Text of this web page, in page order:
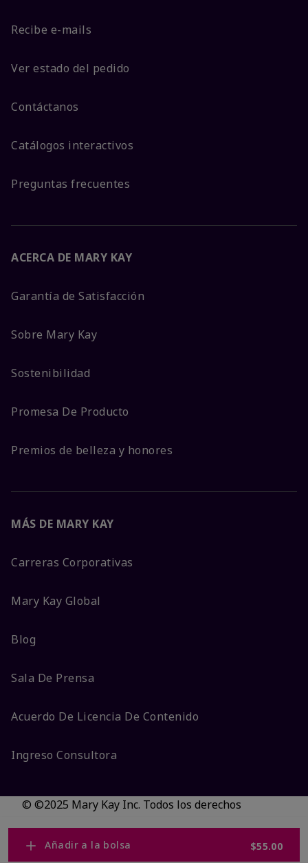
Añadir a la bolsa $55.00
Recibe e-mails
Ver estado del pedido
Contáctanos
Catálogos interactivos
Preguntas frecuentes
ACERCA DE MARY KAY
Garantía de Satisfacción
Sobre Mary Kay
Sostenibilidad
Promesa De Producto
Premios de belleza y honores
MÁS DE MARY KAY
Carreras Corporativas
Mary Kay Global
Blog
Sala De Prensa
Acuerdo De Licencia De Contenido
Ingreso Consultora
© ©2025 Mary Kay Inc. Todos los derechos
Código DSA/Queja al Código
Privacidad